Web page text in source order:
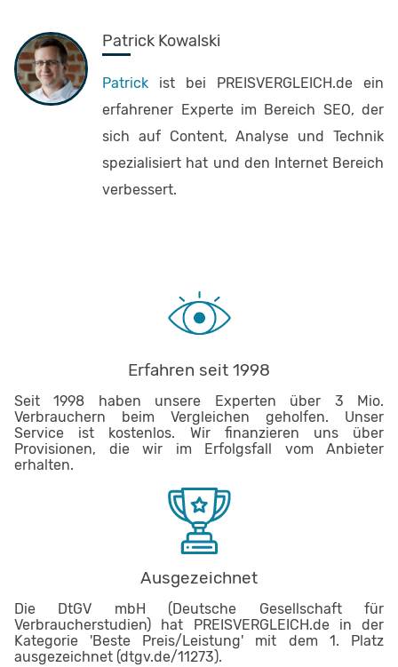
Patrick Kowalski
Patrick ist bei PREISVERGLEICH.de ein
erfahrener Experte im Bereich SEO, der
sich auf Content, Analyse und Technik
spezialisiert hat und den Internet Bereich
verbessert.
Erfahren seit 1998
Seit 1998 haben unsere Experten über 3 Mio.
Verbrauchern beim Vergleichen geholfen. Unser
Service ist kostenlos. Wir finanzieren uns über
Provisionen, die wir im Erfolgsfall vom Anbieter
erhalten.
Ausgezeichnet
Die DtGV mbH (Deutsche Gesellschaft für
Verbraucherstudien) hat PREISVERGLEICH.de in der
Kategorie 'Beste Preis/Leistung' mit dem 1. Platz
ausgezeichnet (dtgv.de/11273).